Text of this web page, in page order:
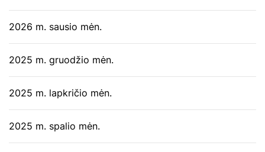
2026 m. sausio mėn.
2025 m. gruodžio mėn.
2025 m. lapkričio mėn.
2025 m. spalio mėn.